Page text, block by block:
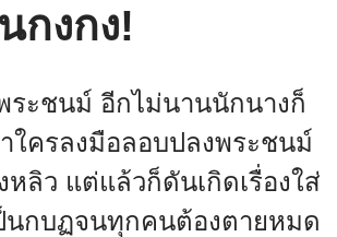
กงกง!
ระชนม์ อีกไม่นานนักนางก็
ใครลงมือลอบปลงพระชนม์
ลิว แต่แล้วก็ดันเกิดเรื่องใส่
นกบฏจนทุกคนต้องตายหมด